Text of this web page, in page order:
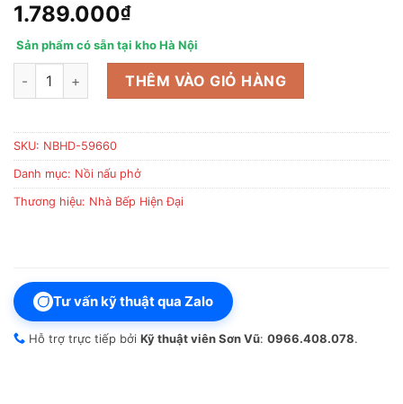
1.789.000₫
Sản phẩm có sẵn tại kho Hà Nội
Nồi Nấu Phở 30 Lít Mâm Nhiệt số lượng
THÊM VÀO GIỎ HÀNG
SKU: NBHD-59660
Danh mục: Nồi nấu phở
Thương hiệu: Nhà Bếp Hiện Đại
Tư vấn kỹ thuật qua Zalo
Hỗ trợ trực tiếp bởi Kỹ thuật viên Sơn Vũ: 0966.408.078.